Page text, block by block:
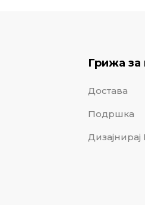
Грижа за
Достава
Подршка